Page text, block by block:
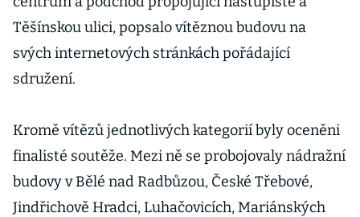
Těšínskou ulici, popsalo vítěznou budovu na
svých internetových stránkách pořádající
sdružení.
Kromě vítězů jednotlivých kategorií byly oceněni
finalisté soutěže. Mezi ně se probojovaly nádražní
budovy v Bělé nad Radbůzou, České Třebové,
Jindřichově Hradci, Luhačovicích, Mariánských